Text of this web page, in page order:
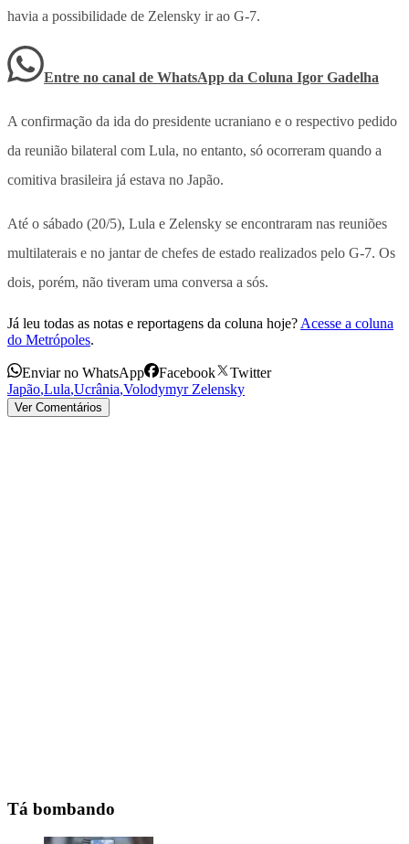
havia a possibilidade de Zelensky ir ao G-7.
Entre no canal de WhatsApp da Coluna Igor Gadelha
A confirmação da ida do presidente ucraniano e o respectivo pedido
da reunião bilateral com Lula, no entanto, só ocorreram quando a
comitiva brasileira já estava no Japão.
Até o sábado (20/5), Lula e Zelensky se encontraram nas reuniões
multilaterais e no jantar de chefes de estado realizados pelo G-7. Os
dois, porém, não tiveram uma conversa a sós.
Já leu todas as notas e reportagens da coluna hoje? Acesse a coluna
do Metrópoles.
Enviar no WhatsApp Facebook
Twitter
Japão,Lula,Ucrânia,Volodymyr Zelensky
Ver Comentários
Tá bombando